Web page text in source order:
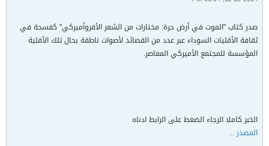
صدر كتاب "الموت في أرض حرة: مختارات من الشعر الأفروأميركي" كفسحة في
ثقافة الأقليات السوداء عبر عدد من القصائد لأصوات ناطقة بحال تلك الأقلية
المؤسسة للمجتمع الأميركي المعاصر.
الخبر كاملا الرجاء الضغط على الرابط ادناه
المصدر ...